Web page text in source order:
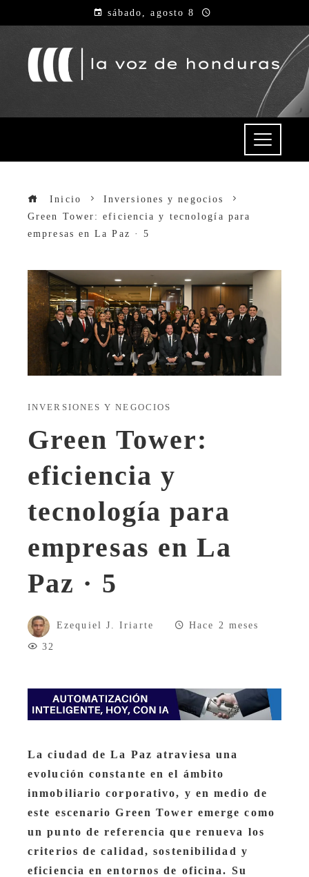
sábado, agosto 8
Inicio
Inversiones y negocios
Green Tower: eficiencia y tecnología para
empresas en La Paz · 5
INVERSIONES Y NEGOCIOS
Green Tower:
eficiencia y
tecnología para
empresas en La
Paz · 5
Ezequiel J. Iriarte
Hace 2 meses
32
La ciudad de La Paz atraviesa una
evolución constante en el ámbito
inmobiliario corporativo, y en medio de
este escenario Green Tower emerge como
un punto de referencia que renueva los
criterios de calidad, sostenibilidad y
eficiencia en entornos de oficina. Su